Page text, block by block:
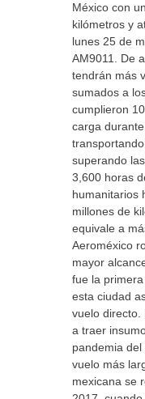
México con
kilómetros y
lunes 25 de
AM9011. De
tendrán más
sumados a
cumplieron
carga
superando
3,600 horas
humanitarios
millones de
equivale a
Aeroméxico
mayor
fue la
esta ciudad
vuelo directo.
a traer
pandemia del
vuelo más
mexicana se